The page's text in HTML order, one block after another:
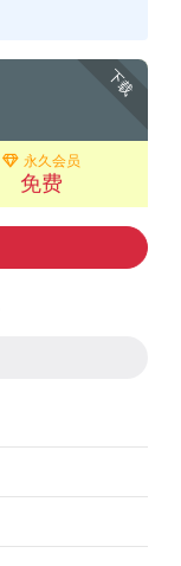
下载
永久会员
免费